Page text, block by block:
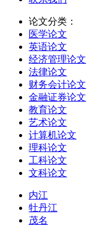
论文分类：
医学论文
英语论文
经济管理论文
法律论文
财务会计论文
金融证券论文
教育论文
艺术论文
计算机论文
理科论文
工科论文
文科论文
内江
牡丹江
茂名